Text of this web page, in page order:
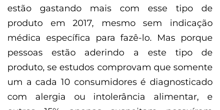
estão gastando mais com esse tipo de
produto em 2017, mesmo sem indicação
médica específica para fazê-lo. Mas porque
pessoas estão aderindo a este tipo de
produto, se estudos comprovam que somente
um a cada 10 consumidores é diagnosticado
com alergia ou intolerância alimentar, e